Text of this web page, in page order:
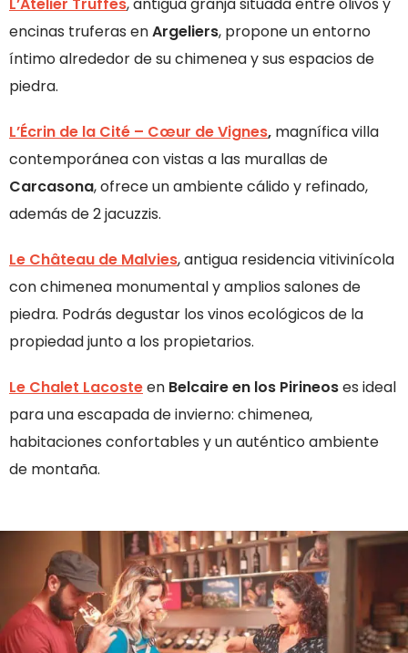
encinas truferas enArgeliers, propone un entorno
íntimo alrededor de su chimenea y sus espacios de
piedra.
L’Écrin de la Cité – Cœur de Vignes, magnífica villa
contemporánea con vistas a las murallas de
Carcasona, ofrece un ambiente cálido y refinado,
además de 2 jacuzzis.
Le Château de Malvies, antigua residencia vitivinícola
con chimenea monumental y amplios salones de
piedra. Podrás degustar los vinos ecológicos de la
propiedad junto a los propietarios.
Le Chalet Lacosteen Belcaire en los Pirineoses ideal
para una escapada de invierno: chimenea,
habitaciones confortables y un auténtico ambiente
de montaña.